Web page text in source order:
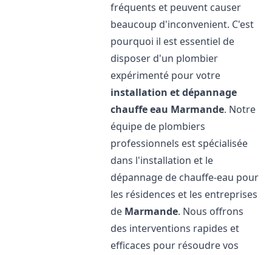
fréquents et peuvent causer
beaucoup d'inconvenient. C'est
pourquoi il est essentiel de
disposer d'un plombier
expérimenté pour votre
installation et dépannage
chauffe eau Marmande. Notre
équipe de plombiers
professionnels est spécialisée
dans l'installation et le
dépannage de chauffe-eau pour
les résidences et les entreprises
de Marmande. Nous offrons
des interventions rapides et
efficaces pour résoudre vos